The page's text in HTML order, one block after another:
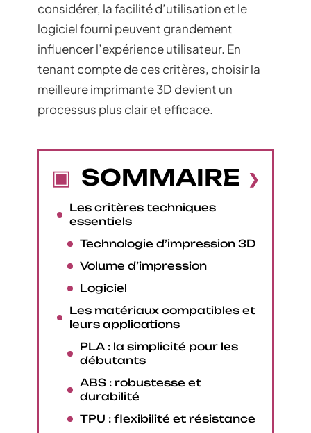
considérer, la facilité d’utilisation et le
logiciel fourni peuvent grandement
influencer l’expérience utilisateur. En
tenant compte de ces critères, choisir la
meilleure imprimante 3D devient un
processus plus clair et efficace.
SOMMAIRE
Les critères techniques
essentiels
Technologie d’impression 3D
Volume d’impression
Logiciel
Les matériaux compatibles et
leurs applications
PLA : la simplicité pour les
débutants
ABS : robustesse et
durabilité
TPU : flexibilité et résistance